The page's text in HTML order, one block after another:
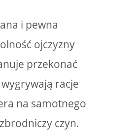
i pewna
ojczyzny
przekonać
racje
na samotnego
czyn.